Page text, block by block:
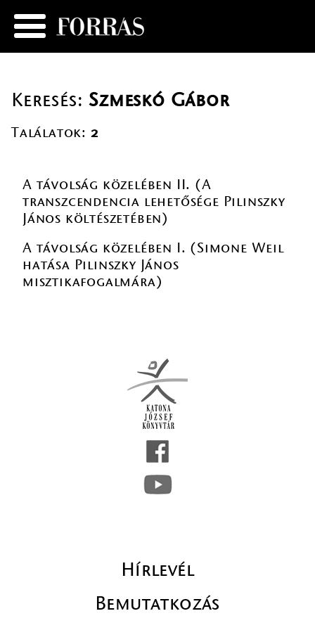
Keresés:Szmeskó Gábor
Találatok: 2
A távolság közelében II. (A
transzcendencia lehetősége Pilinszky
János költészetében)
A távolság közelében I. (Simone Weil
hatása Pilinszky János
misztikafogalmára)
Hírlevél
Bemutatkozás